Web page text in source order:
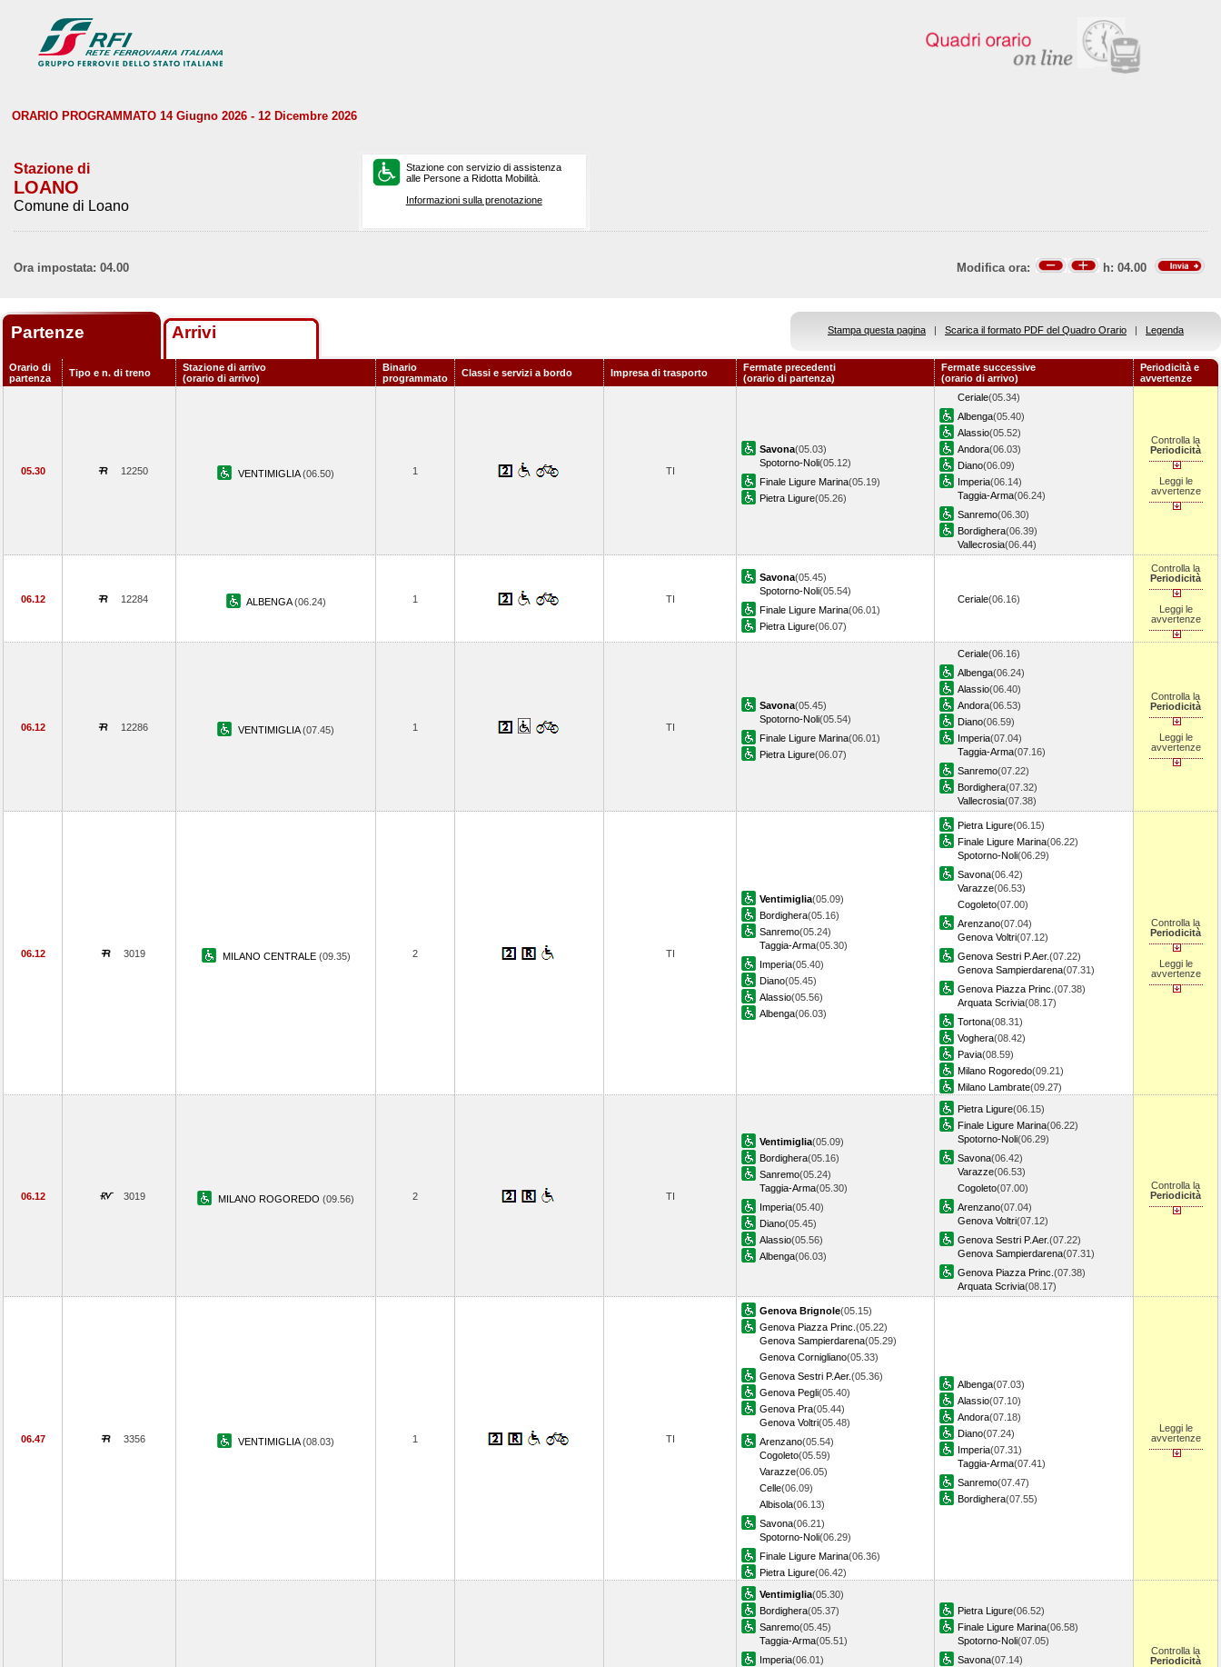
ORARIO PROGRAMMATO 14 Giugno 2026 - 12 Dicembre 2026
Stazione di
LOANO
Comune di Loano
Stazione con servizio di assistenza
alle Persone a Ridotta Mobilità.
Informazioni sulla prenotazione
Ora impostata: 04.00 Modifica ora: h: 04.00
Partenze Arrivi Stampa questa pagina | Scarica il formato PDF del Quadro Orario | Legenda
Orario di
partenza
Tipo e n. di treno
Stazione di arrivo
(orario di arrivo)
Binario
programmato
Classi e servizi a bordo Impresa di trasporto
Fermate precedenti
(orario di partenza)
Fermate successive
(orario di arrivo)
Periodicità e
avvertenze
05.30 12250 VENTIMIGLIA(06.50) 1 TI
Savona(05.03)
Spotorno-Noli(05.12)
Finale Ligure Marina(05.19)
Pietra Ligure(05.26)
Ceriale(05.34)
Albenga(05.40)
Alassio(05.52)
Andora(06.03)
Diano(06.09)
Imperia(06.14)
Taggia-Arma(06.24)
Sanremo(06.30)
Bordighera(06.39)
Vallecrosia(06.44)
Controlla la
Periodicità
Leggi le
avvertenze
06.12 12284 ALBENGA(06.24) 1 TI
Savona(05.45)
Spotorno-Noli(05.54)
Finale Ligure Marina(06.01)
Pietra Ligure(06.07)
Ceriale(06.16)
Controlla la
Periodicità
Leggi le
avvertenze
06.12 12286 VENTIMIGLIA(07.45) 1 TI
Savona(05.45)
Spotorno-Noli(05.54)
Finale Ligure Marina(06.01)
Pietra Ligure(06.07)
Ceriale(06.16)
Albenga(06.24)
Alassio(06.40)
Andora(06.53)
Diano(06.59)
Imperia(07.04)
Taggia-Arma(07.16)
Sanremo(07.22)
Bordighera(07.32)
Vallecrosia(07.38)
Controlla la
Periodicità
Leggi le
avvertenze
06.12 3019 MILANO CENTRALE (09.35) 2 TI
Ventimiglia(05.09)
Bordighera(05.16)
Sanremo(05.24)
Taggia-Arma(05.30)
Imperia(05.40)
Diano(05.45)
Alassio(05.56)
Albenga(06.03)
Pietra Ligure(06.15)
Finale Ligure Marina(06.22)
Spotorno-Noli(06.29)
Savona(06.42)
Varazze(06.53)
Cogoleto(07.00)
Arenzano(07.04)
Genova Voltri(07.12)
Genova Sestri P.Aer.(07.22)
Genova Sampierdarena(07.31)
Genova Piazza Princ. (07.38)
Arquata Scrivia(08.17)
Tortona(08.31)
Voghera(08.42)
Pavia(08.59)
Milano Rogoredo(09.21)
Milano Lambrate(09.27)
Controlla la
Periodicità
Leggi le
avvertenze
06.12 3019 MILANO ROGOREDO (09.56) 2 TI
Ventimiglia(05.09)
Bordighera(05.16)
Sanremo(05.24)
Taggia-Arma(05.30)
Imperia(05.40)
Diano(05.45)
Alassio(05.56)
Albenga(06.03)
Pietra Ligure(06.15)
Finale Ligure Marina(06.22)
Spotorno-Noli(06.29)
Savona(06.42)
Varazze(06.53)
Cogoleto(07.00)
Arenzano(07.04)
Genova Voltri(07.12)
Genova Sestri P.Aer.(07.22)
Genova Sampierdarena(07.31)
Genova Piazza Princ. (07.38)
Arquata Scrivia(08.17)
Controlla la
Periodicità
06.47 3356 VENTIMIGLIA(08.03) 1 TI
Genova Brignole(05.15)
Genova Piazza Princ. (05.22)
Genova Sampierdarena(05.29)
Genova Cornigliano(05.33)
Genova Sestri P.Aer.(05.36)
Genova Pegli(05.40)
Genova Pra(05.44)
Genova Voltri(05.48)
Arenzano(05.54)
Cogoleto(05.59)
Varazze(06.05)
Celle(06.09)
Albisola(06.13)
Savona(06.21)
Spotorno-Noli(06.29)
Finale Ligure Marina(06.36)
Pietra Ligure(06.42)
Albenga(07.03)
Alassio(07.10)
Andora(07.18)
Diano(07.24)
Imperia(07.31)
Taggia-Arma(07.41)
Sanremo(07.47)
Bordighera(07.55)
Leggi le
avvertenze
Ventimiglia(05.30)
Bordighera(05.37)
Sanremo(05.45)
Taggia-Arma(05.51)
Imperia(06.01)
Pietra Ligure(06.52)
Finale Ligure Marina(06.58)
Spotorno-Noli(07.05)
Savona(07.14)
Controlla la
Periodicità